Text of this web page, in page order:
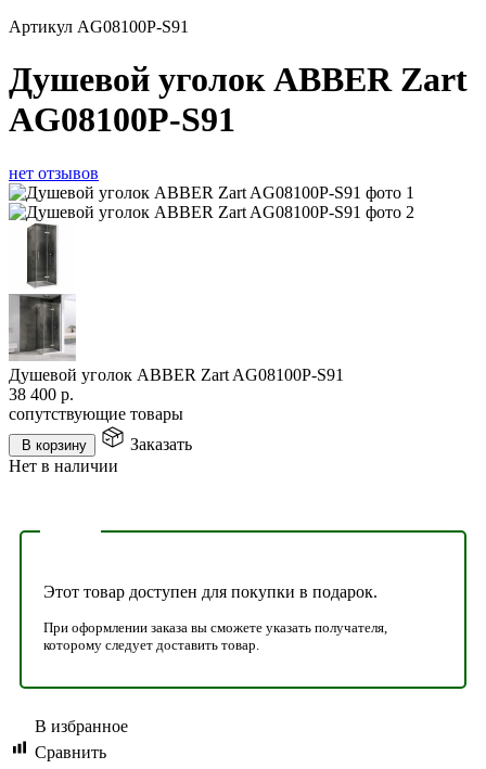
Артикул AG08100P-S91
Душевой уголок ABBER Zart
AG08100P-S91
нет отзывов
Душевой уголок ABBER Zart AG08100P-S91
38 400 р.
сопутствующие товары
В корзину
Заказать
Нет в наличии
Этот товар доступен для покупки в подарок.
При оформлении заказа вы сможете указать получателя,
которому следует доставить товар.
В избранное
Сравнить